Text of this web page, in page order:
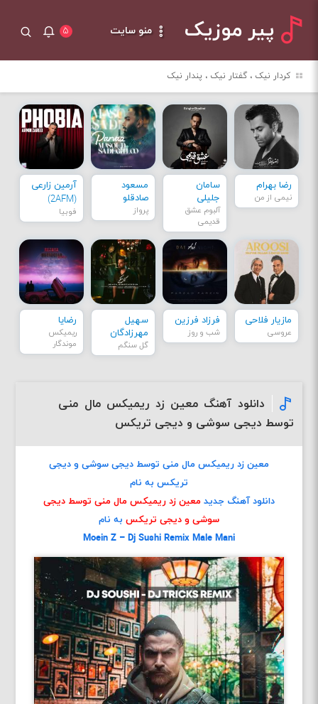
پیر موزیک منو سایت ۵
کردار نیک ، گفتار نیک ، پندار نیک
رضا بهرام
نیمی از من
سامان
جلیلی
آلبوم عشق
قدیمی
مسعود
صادقلو
پرواز
آرمین زارعی
(2AFM)
فوبیا
مازیار فلاحی
عروسی
فرزاد فرزین
شب و روز
سهیل
مهرزادگان
گل سنگم
رضایا
ریمیکس
موندگار
دانلود آهنگ معین زد ریمیکس مال منی
توسط دیجی سوشی و دیجی تریکس
معین زد ریمیکس مال منی توسط دیجی سوشی و دیجی
تریکس به نام
دانلود آهنگ جدید معین زد ریمیکس مال منی توسط دیجی
سوشی و دیجی تریکس به نام
Moein Z – Dj Sushi Remix Male Mani